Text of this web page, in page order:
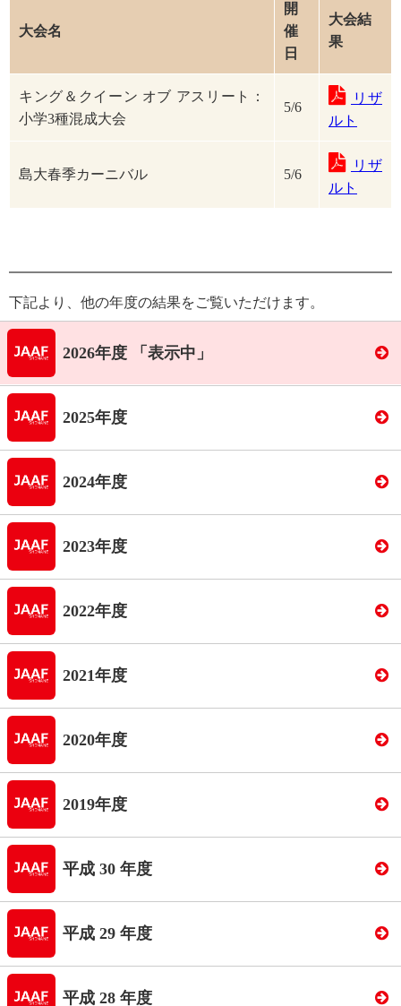
大会名
開
催
日
大会結
果
キング＆クイーン オブ アスリート：
小学3種混成大会
5/6
リザ
ルト
島大春季カーニバル 5/6
リザ
ルト
下記より、他の年度の結果をご覧いただけます。
2026年度 「表示中」
2025年度
2024年度
2023年度
2022年度
2021年度
2020年度
2019年度
平成 30 年度
平成 29 年度
平成 28 年度